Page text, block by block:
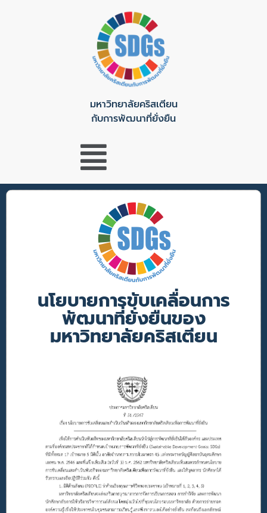
มหาวิทยาลัยคริสเตียน
กับการพัฒนาที่ยั่งยืน
นโยบายการขับเคลื่อนการ
พัฒนาที่ยั่งยืนของ
มหาวิทยาลัยคริสเตียน